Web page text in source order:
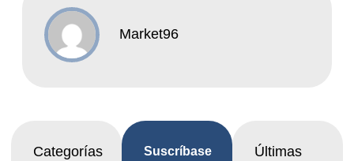
Market96
Categorías
Suscríbase
Últimas